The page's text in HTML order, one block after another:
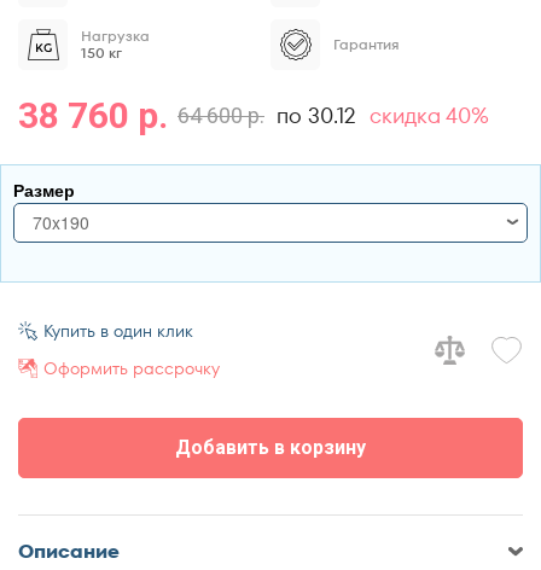
Нагрузка
150 кг
Гарантия
64 600 р.
38 760 р. по 30.12 скидка 40%
Размер
70x190
70x190
70x195
70x200
75x200
80x186
80x190
Добавить в корзину
Купить в один клик
Оформить рассрочку
Описание